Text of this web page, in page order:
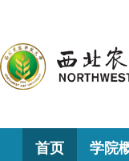
首页 学院